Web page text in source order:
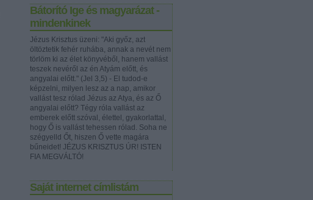
Bátorító Ige és magyarázat -
mindenkinek
Jézus Krisztus üzeni: "Aki győz, azt
öltöztetik fehér ruhába, annak a nevét nem
törlöm ki az élet könyvéből, hanem vallást
teszek nevéről az én Atyám előtt, és
angyalai előtt." (Jel 3,5) - El tudod-e
képzelni, milyen lesz az a nap, amikor
vallást tesz rólad Jézus az Atya, és az Ő
angyalai előtt? Tégy róla vallást az
emberek előtt szóval, élettel, gyakorlattal,
hogy Ő is vallást tehessen rólad. Soha ne
szégyelld Őt, hiszen Ő vette magára
bűneidet! JÉZUS KRISZTUS ÚR! ISTEN
FIA MEGVÁLTÓ!
Saját internet címlistám